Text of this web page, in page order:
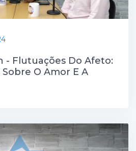
- Flutuações Do Afeto:
O Amor E A